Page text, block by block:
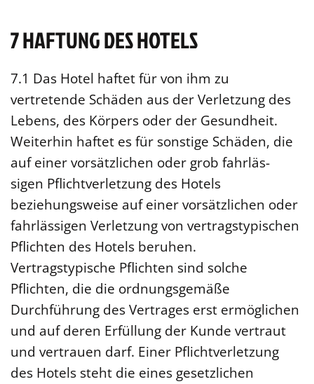
7 HAFTUNG DES HOTELS
7.1 Das Hotel haftet für von ihm zu
vertretende Schäden aus der Verletzung des
Lebens, des Körpers oder der Gesundheit.
Weiterhin haftet es für sonstige Schäden, die
auf einer vorsätzlichen oder grob fahrläs-
sigen Pflichtverletzung des Hotels
beziehungsweise auf einer vorsätzlichen oder
fahrlässigen Verletzung von vertragstypischen
Pflichten des Hotels beruhen.
Vertragstypische Pflichten sind solche
Pflichten, die die ordnungsgemäße
Durchführung des Vertrages erst ermöglichen
und auf deren Erfüllung der Kunde vertraut
und vertrauen darf. Einer Pflichtverletzung
des Hotels steht die eines gesetzlichen